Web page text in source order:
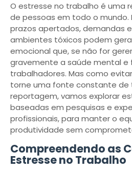
O estresse no trabalho é uma
de pessoas em todo o mundo.
prazos apertados, demandas
ambientes tóxicos podem
emocional que, se não for
gravemente a saúde mental e
trabalhadores. Mas como
torne uma fonte constante de
reportagem, vamos explorar
baseadas em pesquisas e
profissionais, para manter o
produtividade sem
Compreendendo as
Estresse no Trabalho